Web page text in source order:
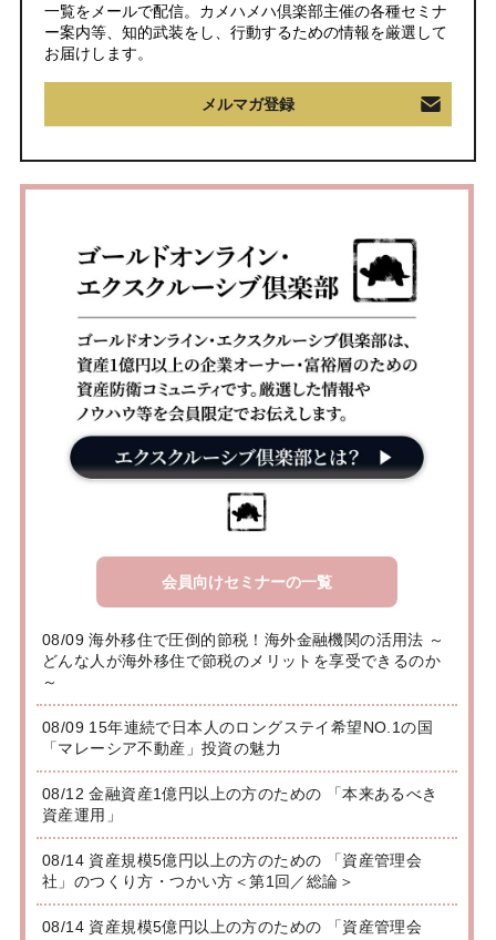
一覧をメールで配信。カメハメハ倶楽部主催の各種セミナ
ー案内等、知的武装をし、行動するための情報を厳選して
お届けします。
メルマガ登録
会員向けセミナーの一覧
08/09 海外移住で圧倒的節税！海外金融機関の活用法 ～
どんな人が海外移住で節税のメリットを享受できるのか
～
08/09 15年連続で日本人のロングステイ希望NO.1の国
「マレーシア不動産」投資の魅力
08/12 金融資産1億円以上の方のための 「本来あるべき
資産運用」
08/14 資産規模5億円以上の方のための 「資産管理会
社」のつくり方・つかい方＜第1回／総論＞
08/14 資産規模5億円以上の方のための 「資産管理会